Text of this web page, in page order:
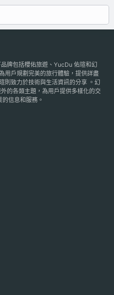
牌包括櫻佑旅遊、YucDu 佑瑄和幻
用戶規劃完美的旅行體驗，提供詳盡
則致力於技術與生活資訊的分享 。幻
的各類主題，為用戶提供多樣化的交
信息和服務。